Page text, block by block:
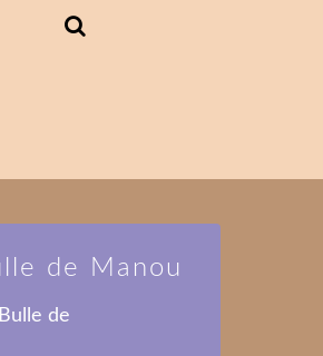
de Manou